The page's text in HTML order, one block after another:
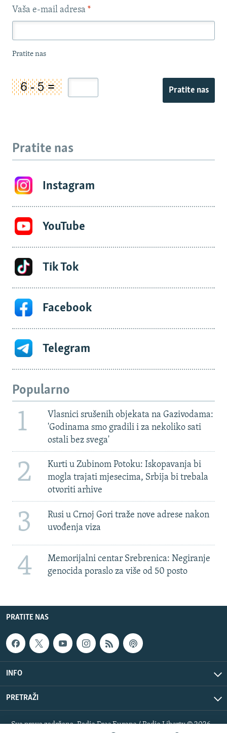
Vaša e-mail adresa *
Pratite nas
Pratite nas
Pratite nas
Instagram
YouTube
Tik Tok
Facebook
Telegram
Popularno
1
Vlasnici srušenih objekata na Gazivodama:
'Godinama smo gradili i za nekoliko sati
ostali bez svega'
2
Kurti u Zubinom Potoku: Iskopavanja bi
mogla trajati mjesecima, Srbija bi trebala
otvoriti arhive
3
Rusi u Crnoj Gori traže nove adrese nakon
uvođenja viza
4
Memorijalni centar Srebrenica: Negiranje
genocida poraslo za više od 50 posto
PRATITE NAS
INFO
PRETRAŽI
Sva prava zadržana. Radio Free Europe / Radio Liberty © 2026